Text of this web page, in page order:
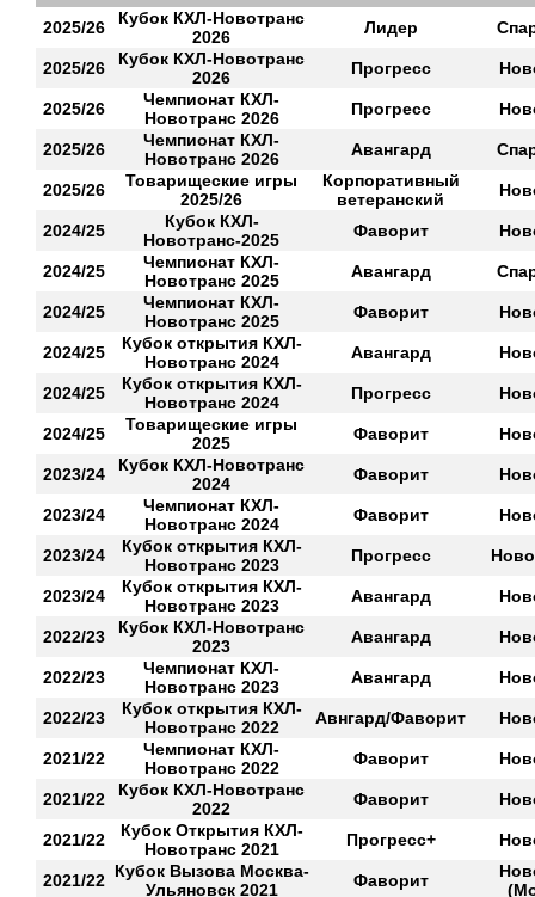
2025/26
Кубок КХЛ-Новотранс
2026
Лидер
2025/26
Кубок КХЛ-Новотранс
2026
Прогресс
2025/26
Чемпионат КХЛ-
Новотранс 2026
Прогресс
2025/26
Чемпионат КХЛ-
Новотранс 2026
Авангард
2025/26
Товарищеские игры
2025/26
Корпоративный
ветеранский
2024/25
Кубок КХЛ-
Новотранс-2025
Фаворит
2024/25
Чемпионат КХЛ-
Новотранс 2025
Авангард
2024/25
Чемпионат КХЛ-
Новотранс 2025
Фаворит
2024/25
Кубок открытия КХЛ-
Новотранс 2024
Авангард
2024/25
Кубок открытия КХЛ-
Новотранс 2024
Прогресс
2024/25
Товарищеские игры
2025
Фаворит
2023/24
Кубок КХЛ-Новотранс
2024
Фаворит
2023/24
Чемпионат КХЛ-
Новотранс 2024
Фаворит
2023/24
Кубок открытия КХЛ-
Новотранс 2023
Прогресс
2023/24
Кубок открытия КХЛ-
Новотранс 2023
Авангард
2022/23
Кубок КХЛ-Новотранс
2023
Авангард
2022/23
Чемпионат КХЛ-
Новотранс 2023
Авангард
2022/23
Кубок открытия КХЛ-
Новотранс 2022
Авнгард/Фаворит
2021/22
Чемпионат КХЛ-
Новотранс 2022
Фаворит
2021/22
Кубок КХЛ-Новотранс
2022
Фаворит
2021/22
Кубок Открытия КХЛ-
Новотранс 2021
Прогресс+
2021/22 Кубок Вызова Москва-
Ульяновск 2021
Фаворит